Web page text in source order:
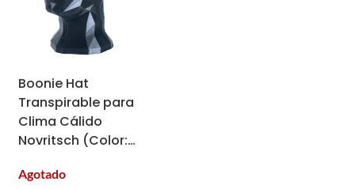
Boonie Hat
Transpirable para
Clima Cálido
Novritsch (Color:
S/M)
Agotado